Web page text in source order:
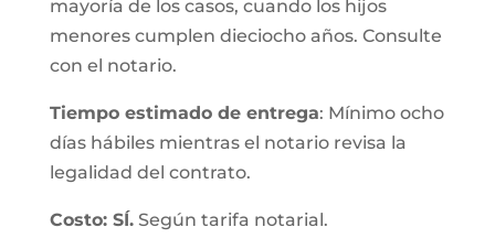
mayoría de los casos, cuando los hijos
menores cumplen dieciocho años. Consulte
con el notario.
Tiempo estimado de entrega: Mínimo ocho
días hábiles mientras el notario revisa la
legalidad del contrato.
Costo: SÍ.Según tarifa notarial.